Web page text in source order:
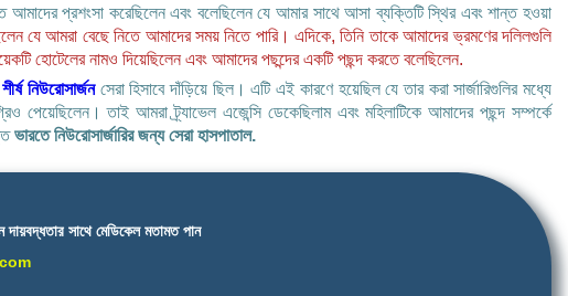
আমাদের প্রশংসা করেছিলেন এবং বলেছিলেন যে আমার সাথে আসা ব্যক্তিটি স্থির এবং শান্ত হওয়া
যে আমরা বেছে নিতে আমাদের সময় নিতে পারি। এদিকে, তিনি তাকে আমাদের ভ্রমণের দলিলগুলি
হোটেলের নামও দিয়েছিলেন এবং আমাদের পছন্দের একটি পছন্দ করতে বলেছিলেন.
নিউরোসার্জনসেরা হিসাবে দাঁড়িয়ে ছিল। এটি এই কারণে হয়েছিল যে তার করা সার্জারিগুলির মধ্যে
পেয়েছিলেন। তাই আমরা ট্র্যাভেল এজেন্সি ডেকেছিলাম এবং মহিলাটিকে আমাদের পছন্দ সম্পর্কে
ভারতে নিউরোসার্জারির জন্য সেরা হাসপাতাল.
সাথে মেডিকেল মতামত পান